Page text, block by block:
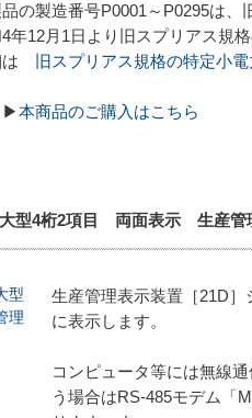
の製造番号P0001～P0295は、
年12月1日より旧スプリアス規
は
旧スプリアス規格の特定小
本商品のご購入はこちら
型4桁2項目 両面表示 生産管
生産管理表示装置［21D
に表示します。
コンピュータ等には無線
う場合はRS-485モデム「